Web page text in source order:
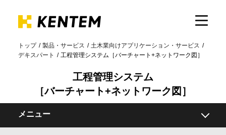
製品・サービス
ICTの活用
導入事例
トップ 製品・サービス
土木業向けアプリケーション・サービス
デキスパート
工程管理システム［バーチャート+ネットワーク図］
工程管理システム
［バーチャート+ネットワーク図］
メニュー